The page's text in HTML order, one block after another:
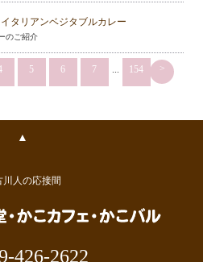
タリアンベジタブルカレー
のご紹介
5 6 7 ... 154 >
▲
川人の応接間
426-2622